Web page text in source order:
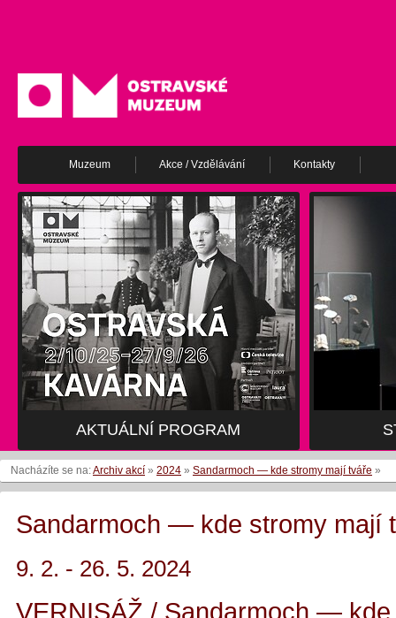
Muzeum Akce / Vzdělávání Kontakty
AKTUÁLNÍ PROGRAM
AKTUÁLNÍ PROGRAM
Nacházíte se na:Archiv akcí » 2024 » Sandarmoch — kde stromy mají tváře »
Sandarmoch — kde stromy mají
9. 2. - 26. 5. 2024
VERNISÁŽ / Sandarmoch —